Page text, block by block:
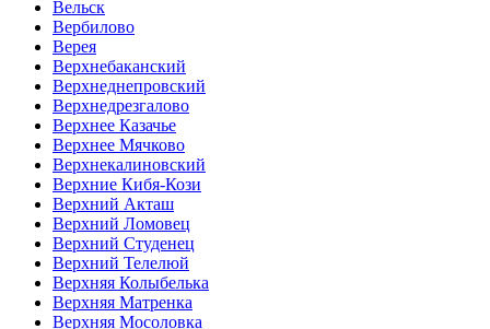
Вельск
Вербилово
Верея
Верхнебаканский
Верхнеднепровский
Верхнедрезгалово
Верхнее Казачье
Верхнее Мячково
Верхнекалиновский
Верхние Кибя-Кози
Верхний Акташ
Верхний Ломовец
Верхний Студенец
Верхний Телелюй
Верхняя Колыбелька
Верхняя Матренка
Верхняя Мосоловка